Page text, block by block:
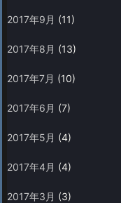
2017年9月 (11)
2017年8月 (13)
2017年7月 (10)
2017年6月 (7)
2017年5月 (4)
2017年4月 (4)
2017年3月 (3)